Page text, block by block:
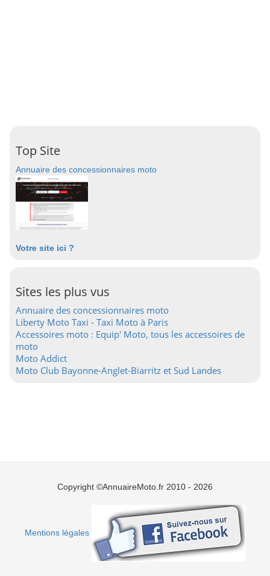
Top Site
Annuaire des concessionnaires moto
Votre site ici ?
Sites les plus vus
Annuaire des concessionnaires moto
Liberty Moto Taxi - Taxi Moto à Paris
Accessoires moto : Equip' Moto, tous les accessoires de
moto
Moto Addict
Moto Club Bayonne-Anglet-Biarritz et Sud Landes
Copyright ©AnnuaireMoto.fr 2010 - 2026
Mentions légales